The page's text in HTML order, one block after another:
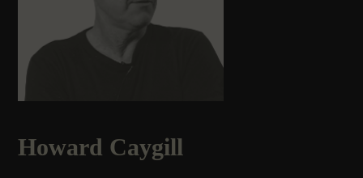
Howard Caygill